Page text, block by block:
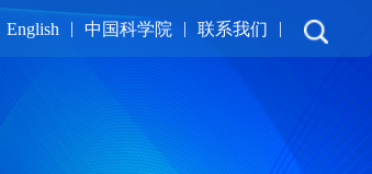
English | 中国科学院 | 联系我们 |